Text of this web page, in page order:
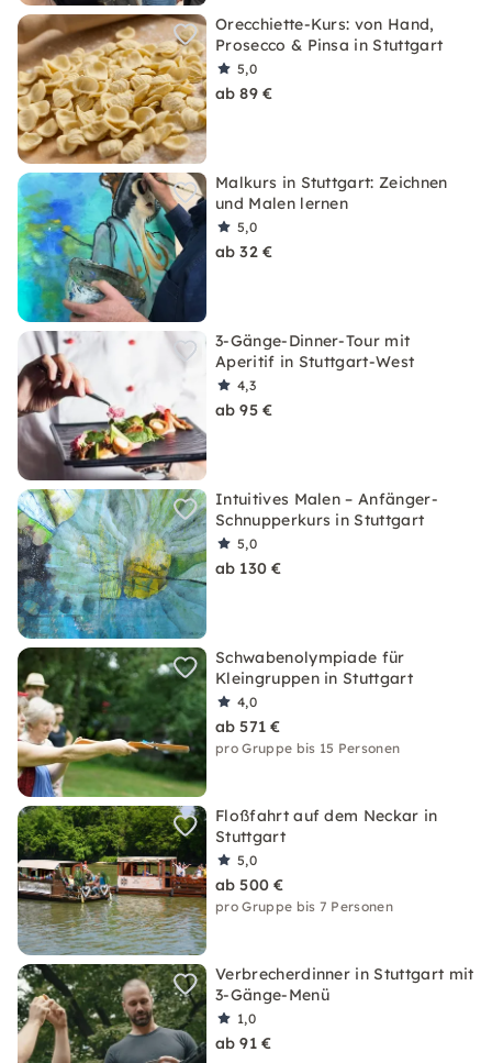
Orecchiette-Kurs: von Hand,
Prosecco & Pinsa in Stuttgart
5,0
ab 89 €
Malkurs in Stuttgart: Zeichnen
und Malen lernen
5,0
ab 32 €
3-Gänge-Dinner-Tour mit
Aperitif in Stuttgart-West
4,3
ab 95 €
Intuitives Malen – Anfänger-
Schnupperkurs in Stuttgart
5,0
ab 130 €
Schwabenolympiade für
Kleingruppen in Stuttgart
4,0
ab 571 €
pro Gruppe bis 15 Personen
Floßfahrt auf dem Neckar in
Stuttgart
5,0
ab 500 €
pro Gruppe bis 7 Personen
Verbrecherdinner in Stuttgart mit
3-Gänge-Menü
1,0
ab 91 €